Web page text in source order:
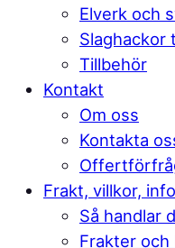
Elverk och
Slaghackor
Tillbehör
Kontakt
Om oss
Kontakta
Frakt, villkor, info
Så handlar
Frakter och